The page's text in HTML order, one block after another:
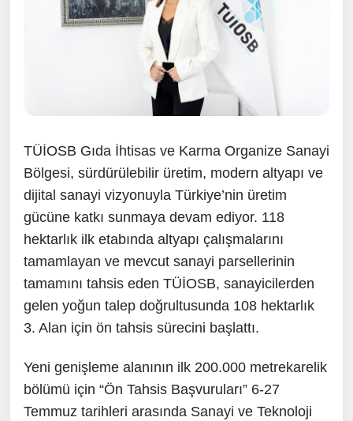
TÜİOSB Gıda İhtisas ve Karma Organize Sanayi
Bölgesi, sürdürülebilir üretim, modern altyapı ve
dijital sanayi vizyonuyla Türkiye’nin üretim
gücüne katkı sunmaya devam ediyor. 118
hektarlık ilk etabında altyapı çalışmalarını
tamamlayan ve mevcut sanayi parsellerinin
tamamını tahsis eden TÜİOSB, sanayicilerden
gelen yoğun talep doğrultusunda 108 hektarlık
3. Alan için ön tahsis sürecini başlattı.
Yeni genişleme alanının ilk 200.000 metrekarelik
bölümü için “Ön Tahsis Başvuruları” 6-27
Temmuz tarihleri arasında Sanayi ve Teknoloji